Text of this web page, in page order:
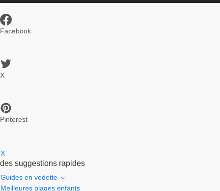
Facebook
X
Pinterest
X
des suggestions rapides
Guides en vedette
Meilleures plages enfants